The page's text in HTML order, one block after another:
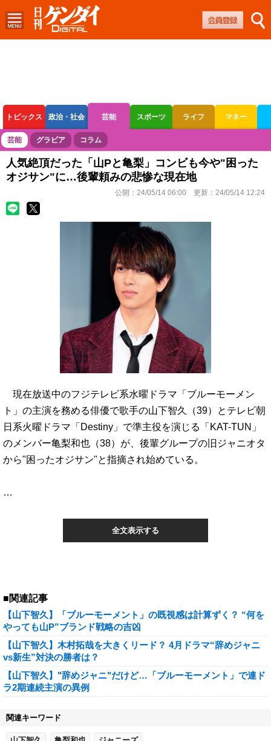
トピックス 政治・社会 芸能 スポーツ ライフ マネー
ボートレース 競輪 オートレース
芸能 グラビア コラム
人気絶頂だった「山Pと亀梨」コンビも今や"困った
オジサン"に…後輩頼みの悲惨な現在地
公開： 24/05/14 06:00 更新： 24/05/14 12:24
現在放送中のフジテレビ系水曜ドラマ「ブルーモーメン
ト」の主演を務める俳優で歌手の山下智久（39）とテレビ朝
日系火曜ドラマ「Destiny」で準主役を演じる「KAT-TUN」
のメンバー亀梨和也（38）が、後輩グループの旧ジャニオタ
から"困ったオジサン"と指摘され始めている。
…
全文表示する
■関連記事
【山下智久】「ブルーモーメント」の既視感は計算ずく？ “何を
やっても山P”ブランド戦略の吉凶
【山下智久】木村拓哉を大きくリード？ 4月ドラマ“辞めジャニ
vs新生”対決の勝者は？
【山下智久】"辞めジャニ"だけど…「ブルーモーメント」で連ド
ラ2期連続主演の異例
関連キーワード